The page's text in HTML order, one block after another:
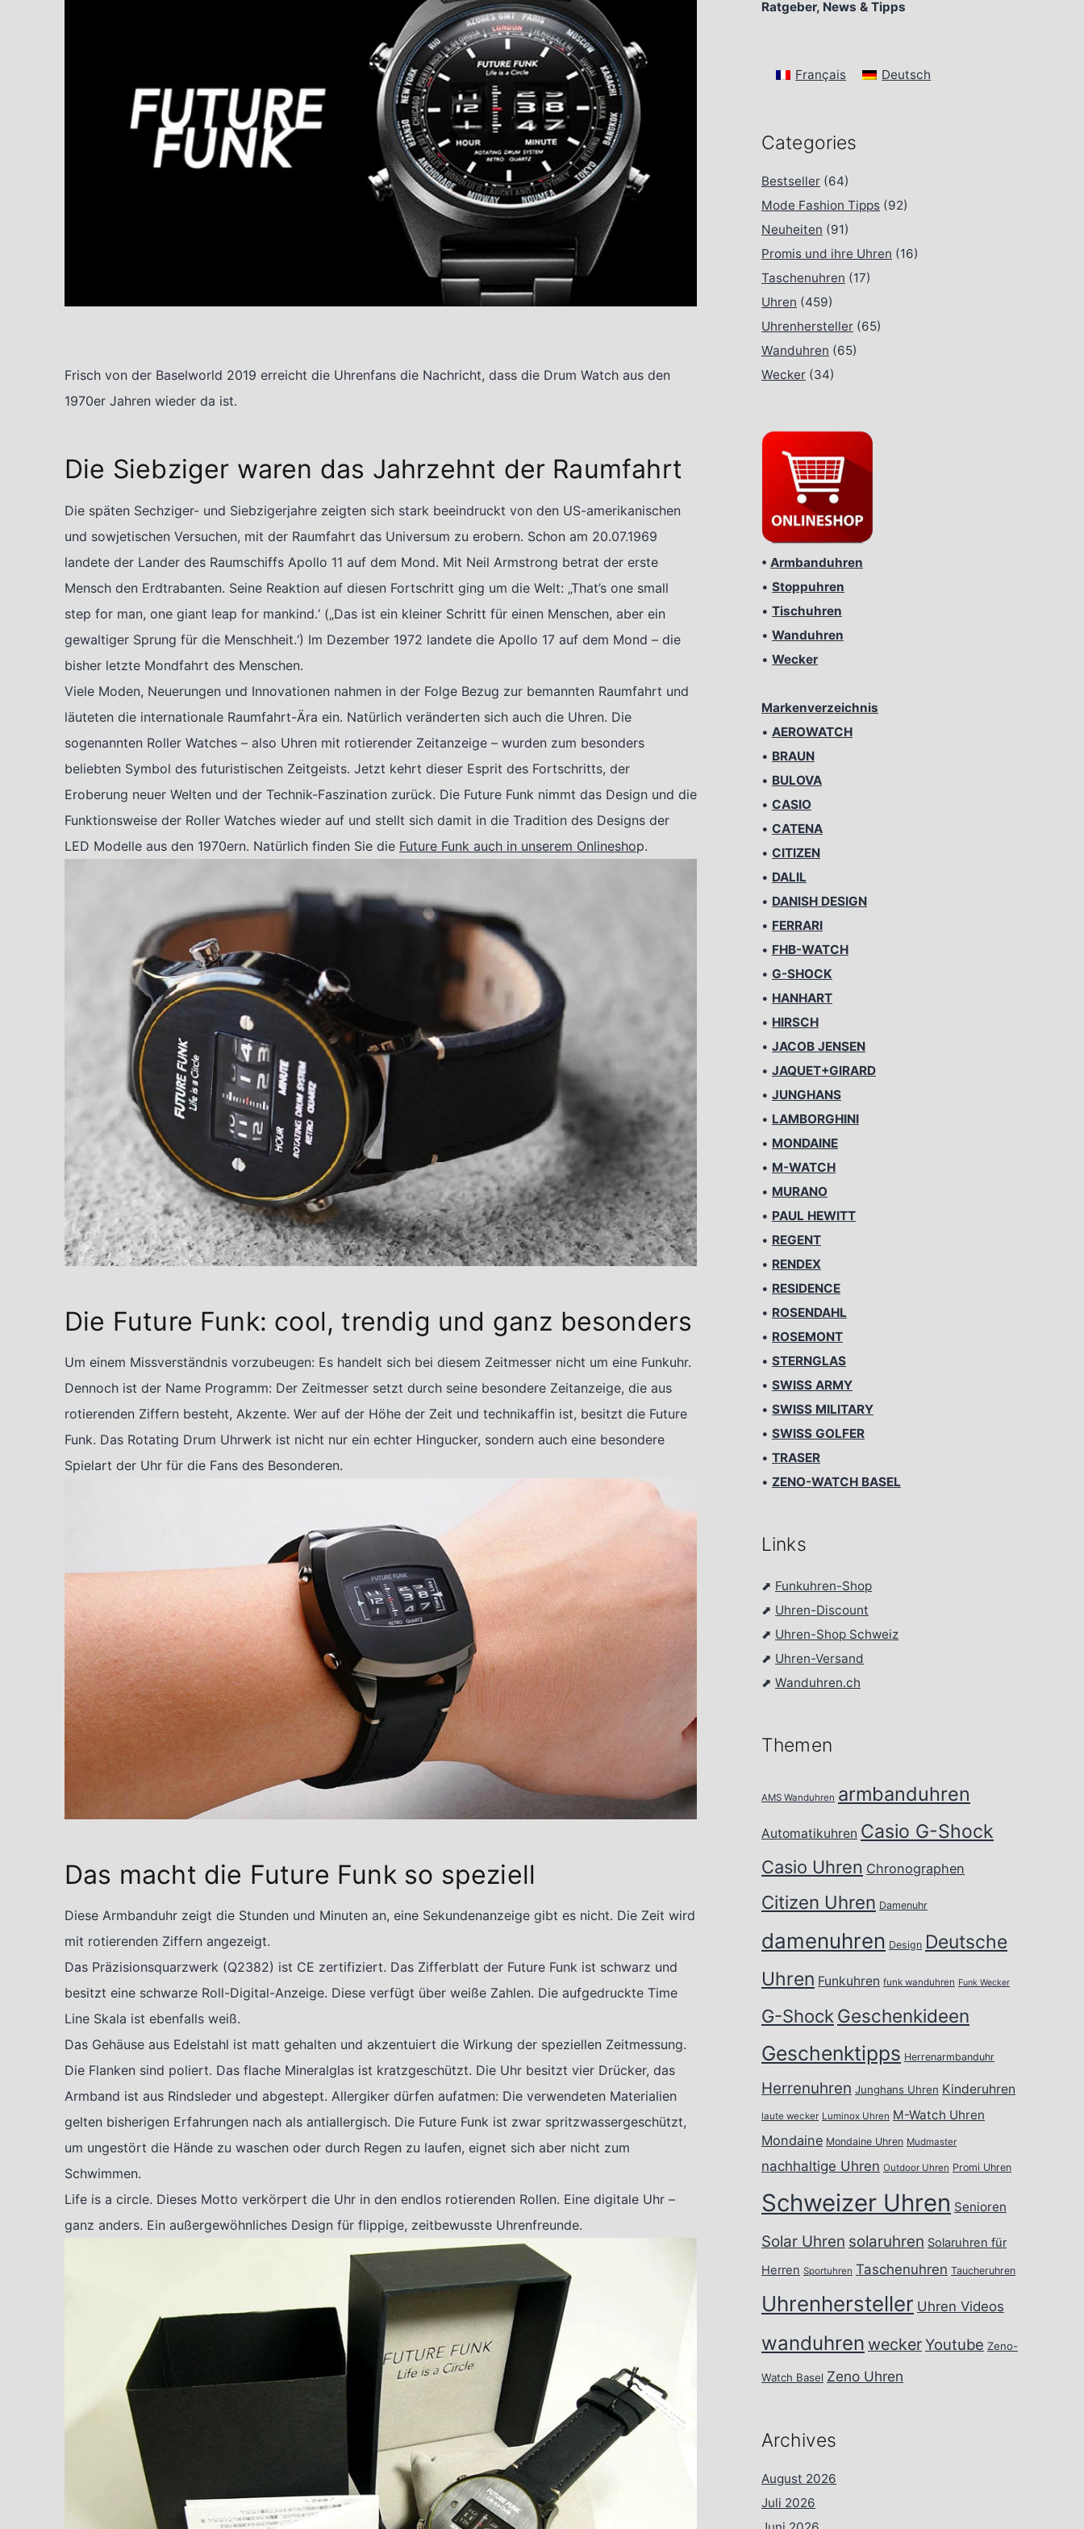
Frisch von der Baselworld 2019 erreicht die Uhrenfans die Nachricht, dass die Drum Watch aus den
1970er Jahren wieder da ist.
Die Siebziger waren das Jahrzehnt der Raumfahrt
Die späten Sechziger- und Siebzigerjahre zeigten sich stark beeindruckt von den US-amerikanischen
und sowjetischen Versuchen, mit der Raumfahrt das Universum zu erobern. Schon am 20.07.1969
landete der Lander des Raumschiffs Apollo 11 auf dem Mond. Mit Neil Armstrong betrat der erste
Mensch den Erdtrabanten. Seine Reaktion auf diesen Fortschritt ging um die Welt: „That’s one small
step for man, one giant leap for mankind.‘ („Das ist ein kleiner Schritt für einen Menschen, aber ein
gewaltiger Sprung für die Menschheit.‘) Im Dezember 1972 landete die Apollo 17 auf dem Mond – die
bisher letzte Mondfahrt des Menschen.
Viele Moden, Neuerungen und Innovationen nahmen in der Folge Bezug zur bemannten Raumfahrt und
läuteten die internationale Raumfahrt-Ära ein. Natürlich veränderten sich auch die Uhren. Die
sogenannten Roller Watches – also Uhren mit rotierender Zeitanzeige – wurden zum besonders
beliebten Symbol des futuristischen Zeitgeists. Jetzt kehrt dieser Esprit des Fortschritts, der
Eroberung neuer Welten und der Technik-Faszination zurück. Die Future Funk nimmt das Design und die
Funktionsweise der Roller Watches wieder auf und stellt sich damit in die Tradition des Designs der
LED Modelle aus den 1970ern. Natürlich finden Sie die Future Funk auch in unserem Onlineshop.
Die Future Funk: cool, trendig und ganz besonders
Um einem Missverständnis vorzubeugen: Es handelt sich bei diesem Zeitmesser nicht um eine Funkuhr.
Dennoch ist der Name Programm: Der Zeitmesser setzt durch seine besondere Zeitanzeige, die aus
rotierenden Ziffern besteht, Akzente. Wer auf der Höhe der Zeit und technikaffin ist, besitzt die Future
Funk. Das Rotating Drum Uhrwerk ist nicht nur ein echter Hingucker, sondern auch eine besondere
Spielart der Uhr für die Fans des Besonderen.
Das macht die Future Funk so speziell
Diese Armbanduhr zeigt die Stunden und Minuten an, eine Sekundenanzeige gibt es nicht. Die Zeit wird
mit rotierenden Ziffern angezeigt.
Das Präzisionsquarzwerk (Q2382) ist CE zertifiziert. Das Zifferblatt der Future Funk ist schwarz und
besitzt eine schwarze Roll-Digital-Anzeige. Diese verfügt über weiße Zahlen. Die aufgedruckte Time
Line Skala ist ebenfalls weiß.
Das Gehäuse aus Edelstahl ist matt gehalten und akzentuiert die Wirkung der speziellen Zeitmessung.
Die Flanken sind poliert. Das flache Mineralglas ist kratzgeschützt. Die Uhr besitzt vier Drücker, das
Armband ist aus Rindsleder und abgestept. Allergiker dürfen aufatmen: Die verwendeten Materialien
gelten bisherigen Erfahrungen nach als antiallergisch. Die Future Funk ist zwar spritzwassergeschützt,
um ungestört die Hände zu waschen oder durch Regen zu laufen, eignet sich aber nicht zum
Schwimmen.
Life is a circle. Dieses Motto verkörpert die Uhr in den endlos rotierenden Rollen. Eine digitale Uhr –
ganz anders. Ein außergewöhnliches Design für flippige, zeitbewusste Uhrenfreunde.
Ratgeber, News & Tipps
Français Deutsch
Categories
Bestseller (64)
Mode Fashion Tipps (92)
Neuheiten (91)
Promis und ihre Uhren (16)
Taschenuhren (17)
Uhren (459)
Uhrenhersteller (65)
Wanduhren (65)
Wecker (34)
• Armbanduhren
• Stoppuhren
• Tischuhren
• Wanduhren
• Wecker
Markenverzeichnis
• AEROWATCH
• BRAUN
• BULOVA
• CASIO
• CATENA
• CITIZEN
• DALIL
• DANISH DESIGN
• FERRARI
• FHB-WATCH
• G-SHOCK
• HANHART
• HIRSCH
• JACOB JENSEN
• JAQUET+GIRARD
• JUNGHANS
• LAMBORGHINI
• MONDAINE
• M-WATCH
• MURANO
• PAUL HEWITT
• REGENT
• RENDEX
• RESIDENCE
• ROSENDAHL
• ROSEMONT
• STERNGLAS
• SWISS ARMY
• SWISS MILITARY
• SWISS GOLFER
• TRASER
• ZENO-WATCH BASEL
Links
⬈ Funkuhren-Shop
⬈ Uhren-Discount
⬈ Uhren-Shop Schweiz
⬈ Uhren-Versand
⬈ Wanduhren.ch
Themen
AMS Wanduhren armbanduhren
Automatikuhren Casio G-Shock
Casio Uhren Chronographen
Citizen Uhren Damenuhr
damenuhren Design Deutsche
Uhren Funkuhren funk wanduhren Funk Wecker
G-Shock Geschenkideen
Geschenktipps Herrenarmbanduhr
Herrenuhren Junghans Uhren Kinderuhren
laute wecker Luminox Uhren M-Watch Uhren
Mondaine Mondaine Uhren Mudmaster
nachhaltige Uhren Outdoor Uhren Promi Uhren
Schweizer Uhren Senioren
Solar Uhren solaruhren Solaruhren für
Herren Sportuhren Taschenuhren Taucheruhren
Uhrenhersteller Uhren Videos
wanduhren weckerYoutube Zeno-
Watch Basel Zeno Uhren
Archives
August 2026
Juli 2026